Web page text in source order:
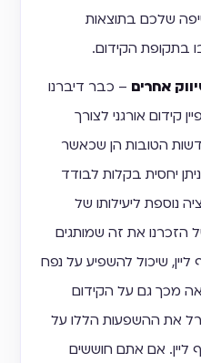
שלכם בתוצאות
בו בתקופת הקידום.
אחרים – כבר דיברנו
קידום אורגני לצורך
הטובות הן שכאשר
יחסית בקלות לבודד
נוספת ליעילותו של
הזכרנו את זה שמותגים
ליין, שיכול להשפיע על נפח
מכך גם על הקידום
את ההשפעות הללו על
ליין. אם אתם חוששים